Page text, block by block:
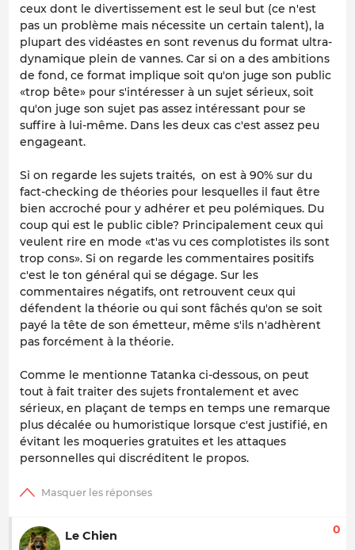
ceux dont le divertissement est le seul but (ce n'est
pas un problème mais nécessite un certain talent), la
plupart des vidéastes en sont revenus du format ultra-
dynamique plein de vannes. Car si on a des ambitions
de fond, ce format implique soit qu'on juge son public
«trop bête» pour s'intéresser à un sujet sérieux, soit
qu'on juge son sujet pas assez intéressant pour se
suffire à lui-même. Dans les deux cas c'est assez peu
engageant.
Si on regarde les sujets traités, on est à 90% sur du
fact-checking de théories pour lesquelles il faut être
bien accroché pour y adhérer et peu polémiques. Du
coup qui est le public cible? Principalement ceux qui
veulent rire en mode «t'as vu ces complotistes ils sont
trop cons». Si on regarde les commentaires positifs
c'est le ton général qui se dégage. Sur les
commentaires négatifs, ont retrouvent ceux qui
défendent la théorie ou qui sont fâchés qu'on se soit
payé la tête de son émetteur, même s'ils n'adhèrent
pas forcément à la théorie.
Comme le mentionne Tatanka ci-dessous, on peut
tout à fait traiter des sujets frontalement et avec
sérieux, en plaçant de temps en temps une remarque
plus décalée ou humoristique lorsque c'est justifié, en
évitant les moqueries gratuites et les attaques
personnelles qui discréditent le propos.
Le Chien 0